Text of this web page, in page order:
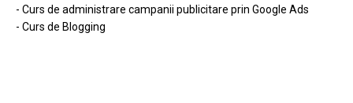
- Curs de administrare campanii publicitare prin Google Ads
- Curs de Blogging